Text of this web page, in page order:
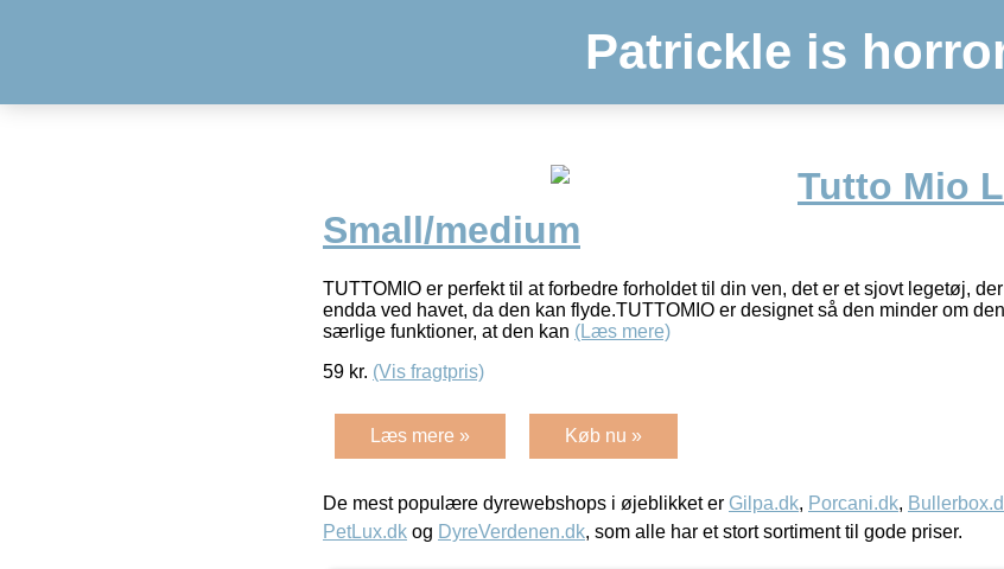
Patrickle is
Tutto Mio
Small/medium
TUTTOMIO er perfekt til at forbedre forholdet til din ven, det er et sjovt legetøj,
endda ved havet, da den kan flyde.TUTTOMIO er designet så den minder om
særlige funktioner, at den kan (Læs mere)
59 kr. (Vis fragtpris)
Læs mere » Køb nu »
De mest populære dyrewebshops i øjeblikket er Gilpa.dk, Porcani.dk,
PetLux.dk og DyreVerdenen.dk, som alle har et stort sortiment til gode priser.